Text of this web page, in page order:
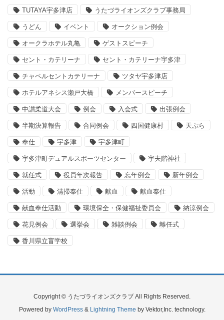
TUTAYA宇多津店 うたづライオンズクラブ事務局
うどん イベント オークション例会
オークラホテル丸亀 ゲストスピーチ
セント・カテリーナ セント・カテリーナ宇多津
チャペルセントカテリーナ ツタヤ宇多津店
ホテルアネシス瀬戸大橋 メンバースピーチ
中讃柔道大会 例会 入会式 出張例会
半期決算報告 合同例会 四国健康村 天ぷら
奉仕 宇多津 宇多津町
宇多津町デュアルスポーツセンター 宇夫階神社
就任式 役員年次報告 忘年例会 新年例会
活動 清掃奉仕 献血 献血奉仕
献血奉仕活動 環境保全・保健福祉委員会 納涼例会
花見例会 選挙会 雑談例会 離任式
香川県立盲学校
Copyright © うたづライオンズクラブ All Rights Reserved.
Powered by WordPress& Lightning Theme by Vektor,Inc. technology.